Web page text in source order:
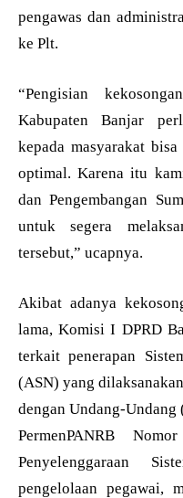
pengawas dan
ke Plt.
“Pengisian
Kabupaten Banjar
kepada masyarakat
optimal. Karena itu
dan Pengembangan
untuk segera
tersebut,” ucapnya.
Akibat adanya
lama, Komisi I DPRD
terkait penerapan
(ASN) yang
dengan Undang-
PermenPANRB
Penyelenggaraan
pengelolaan pegawai,